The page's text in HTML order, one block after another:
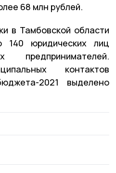
68 млн рублей.
в Тамбовской области
140 юридических лиц
предпринимателей.
контактов
2021 выделено